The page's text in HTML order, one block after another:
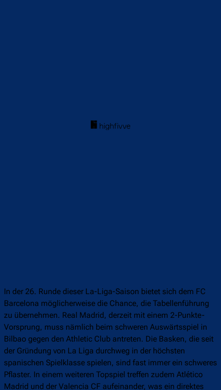
In der 26. Runde dieser La-Liga-Saison bietet sich dem FC
Barcelona möglicherweise die Chance, die Tabellenführung
zu übernehmen. Real Madrid, derzeit mit einem 2-Punkte-
Vorsprung, muss nämlich beim schweren Auswärtsspiel in
Bilbao gegen den Athletic Club antreten. Die Basken, die seit
der Gründung von La Liga durchweg in der höchsten
spanischen Spielklasse spielen, sind fast immer ein schweres
Pflaster. In einem weiteren Topspiel treffen zudem Atlético
Madrid und der Valencia CF aufeinander, was ein direktes